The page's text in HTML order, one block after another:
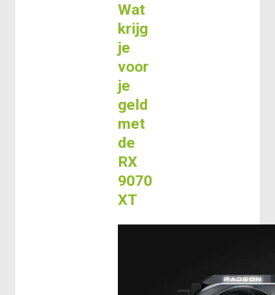
Wat
krijg
je
voor
je
geld
met
de
RX
9070
XT